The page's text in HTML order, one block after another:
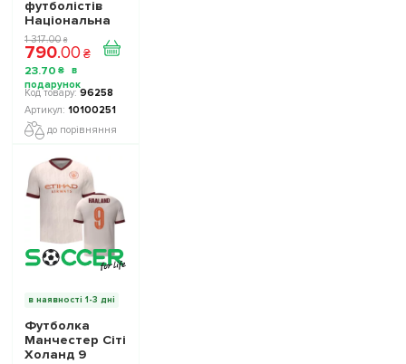
футболістів
Національна
Збірна України
TOP FOOTBALL
STARS
Collection 2
10100251
1 317.00 ₴
790.00 ₴
23.70 ₴
96258
10100251
до порівняння
в наявності 1-3 дні
Футболка
Манчестер Сіті
Холанд 9